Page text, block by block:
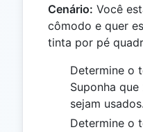
Cenário: Você
cômodo e quer
tinta por pé
Determine o
Suponha
sejam usados.
Determine o